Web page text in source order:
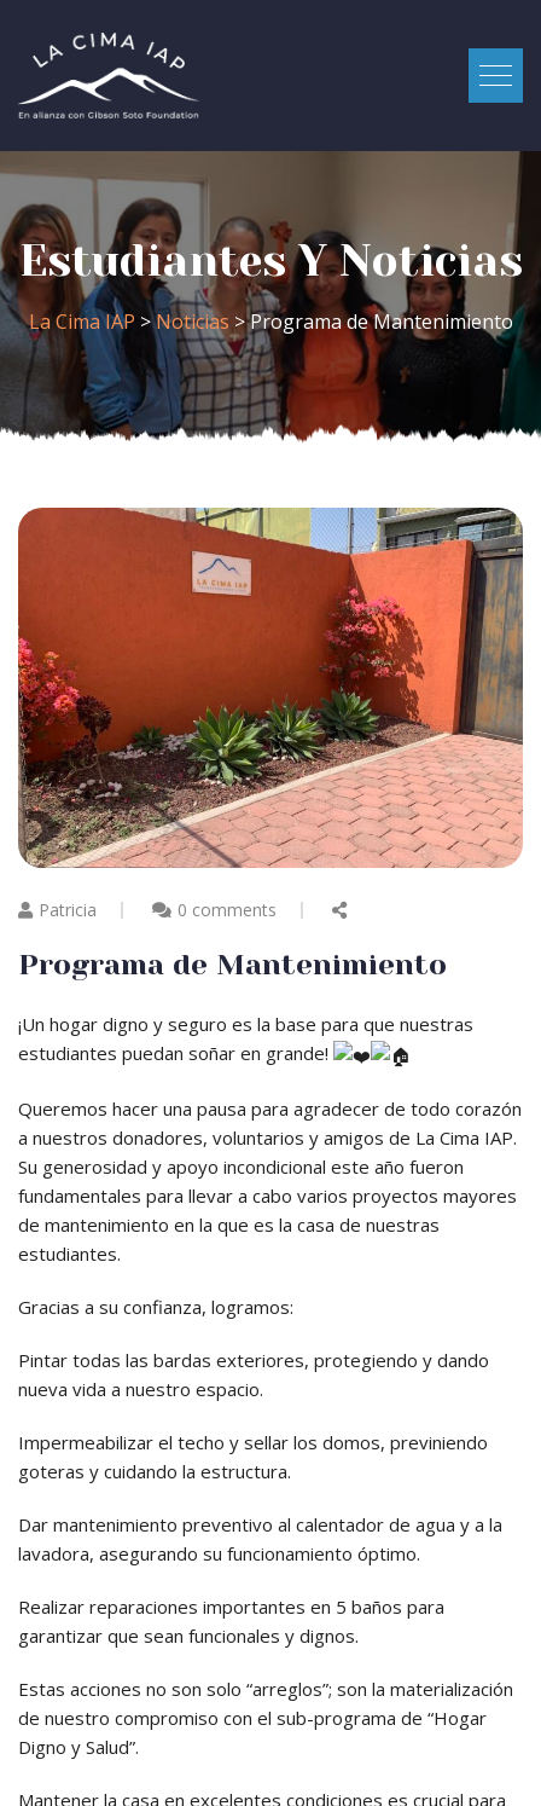
Estudiantes Y Noticias
La Cima IAP >Noticias > Programa de Mantenimiento
Patricia 0 comments
Programa de Mantenimiento
¡Un hogar digno y seguro es la base para que nuestras
estudiantes puedan soñar en grande!
Queremos hacer una pausa para agradecer de todo corazón
a nuestros donadores, voluntarios y amigos de La Cima IAP.
Su generosidad y apoyo incondicional este año fueron
fundamentales para llevar a cabo varios proyectos mayores
de mantenimiento en la que es la casa de nuestras
estudiantes.
Gracias a su confianza, logramos:
Pintar todas las bardas exteriores, protegiendo y dando
nueva vida a nuestro espacio.
Impermeabilizar el techo y sellar los domos, previniendo
goteras y cuidando la estructura.
Dar mantenimiento preventivo al calentador de agua y a la
lavadora, asegurando su funcionamiento óptimo.
Realizar reparaciones importantes en 5 baños para
garantizar que sean funcionales y dignos.
Estas acciones no son solo “arreglos”; son la materialización
de nuestro compromiso con el sub-programa de “Hogar
Digno y Salud”.
Mantener la casa en excelentes condiciones es crucial para